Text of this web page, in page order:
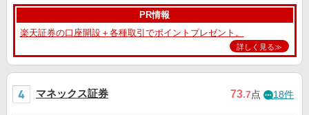
PR情報
楽天証券の口座開設＋各種取引でポイントプレゼント。
詳しく見る≫
マネックス証券 73.7点 18件